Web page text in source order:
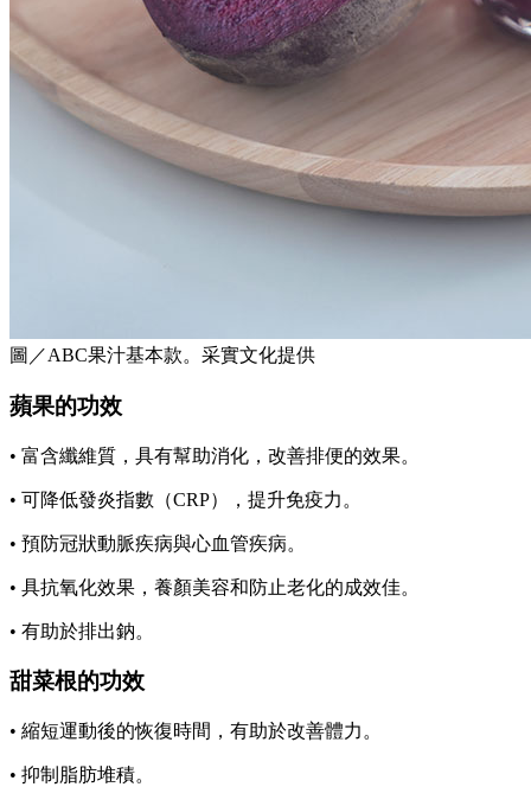
圖／ABC果汁基本款。采實文化提供
蘋果的功效
• 富含纖維質，具有幫助消化，改善排便的效果。
• 可降低發炎指數（CRP），提升免疫力。
• 預防冠狀動脈疾病與心血管疾病。
• 具抗氧化效果，養顏美容和防止老化的成效佳。
• 有助於排出鈉。
甜菜根的功效
• 縮短運動後的恢復時間，有助於改善體力。
• 抑制脂肪堆積。